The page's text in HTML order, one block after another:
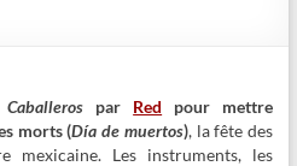
par Red pour mettre
morts (Día de muertos), la fête des
mexicaine. Les instruments, les